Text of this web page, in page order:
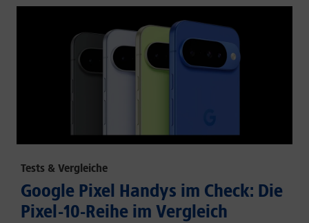
Tests & Vergleiche
Google Pixel Handys im Check: Die
Pixel-10-Reihe im Vergleich